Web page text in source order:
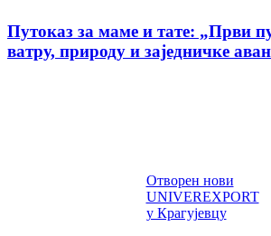
Путоказ за маме и тате: „Први
ватру, природу и заједничке
Отворен нови
UNIVEREXPORT
у Крагујевцу